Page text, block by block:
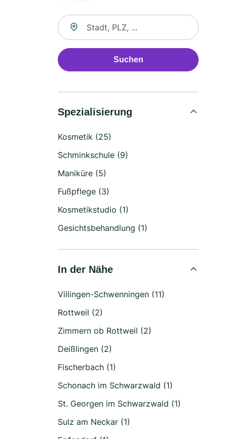
Suche nach Ort
Suchen
Spezialisierung
Kosmetik (25)
Schminkschule (9)
Maniküre (5)
Fußpflege (3)
Kosmetikstudio (1)
Gesichtsbehandlung (1)
In der Nähe
Villingen-Schwenningen (11)
Rottweil (2)
Zimmern ob Rottweil (2)
Deißlingen (2)
Fischerbach (1)
Schonach im Schwarzwald (1)
St. Georgen im Schwarzwald (1)
Sulz am Neckar (1)